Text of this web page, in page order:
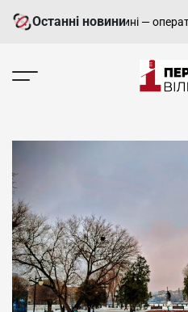
Останні новини
на Харківщині —
-